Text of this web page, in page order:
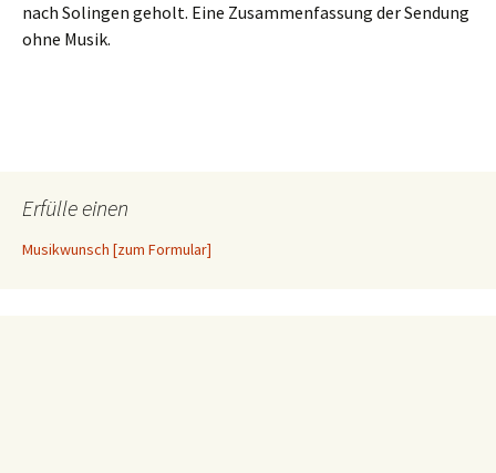
nach Solingen geholt. Eine Zusammenfassung der Sendung
ohne Musik.
Erfülle einen
Musikwunsch [zum Formular]